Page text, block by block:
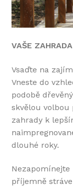
VAŠE
Vsaďte na
Vneste do
podobě
skvělou volbou
zahrady k
dlouhé roky.
Nezapomínejte
příjemně